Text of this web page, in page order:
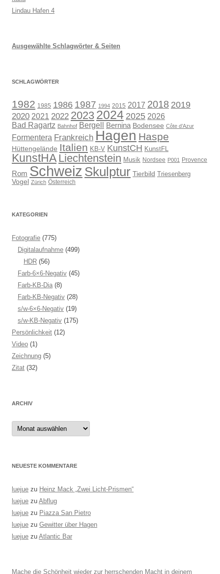
Lindau Hafen 4
Ausgewählte Schlagwörter & Seiten
SCHLAGWÖRTER
1982 1985 1986 1987 1994 2015 2017 2018 2019
2020 2021 2022 2023 2024 2025 2026
Bad Ragartz Bahnhof Bergell Bernina Bodensee Côte d’Azur
Formentera Frankreich Hagen Haspe
Hüttengelände Italien KB-V KunstCH KunstFL
KunstHA Liechtenstein Musik Nordsee P001 Provence
Rom Schweiz Skulptur Tierbild Triesenberg
Vogel
Zürich Österreich
KATEGORIEN
Fotografie (775)
Digitalaufnahme (499)
HDR (56)
Farb-6×6-Negativ (45)
Farb-KB-Dia (8)
Farb-KB-Negativ (28)
s/w-6×6-Negativ (19)
s/w-KB-Negativ (175)
Persönlichkeit (12)
Video (1)
Zeichnung (5)
Zitat (32)
ARCHIV
Archiv
NEUESTE KOMMENTARE
luejue zu Heinz Mack „Zwei Licht-Prismen“
luejue zu Abflug
luejue zu Piazza San Pietro
luejue zu Gewitter über Hagen
luejue zu Atlantic Bar
Mache die Schönheit wieder zur herrschenden Macht in deinem